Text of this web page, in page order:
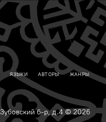
ЯЗЫКИ АВТОРЫ ЖАНРЫ
б-р, д.4 © 2026